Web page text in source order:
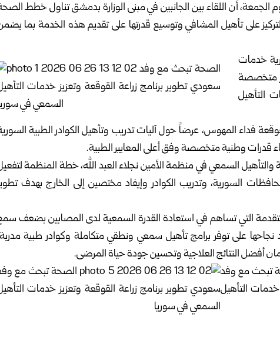
الجمعة، أن اللقاء بين ‏الجانبين في مبنى الوزارة بدمشق تناول خطط
على تأهيل المشافي وتوسيع قدرتها ‏على تقديم هذه الخدمة بما
خدمات
متخصصة
‏التأهيل
فداء المهوس، عرضاً حول ‏آليات تدريب وتأهيل الكوادر الطبية
قدرات وطنية متخصصة وفق أعلى المعايير ‏الطبية.‏
والتأهيل السمعي في منظمة ‏الأمين نجلاء العبد الله، خطة المنظمة
السورية، وتدريب الكوادر وإيفاد مختصين إلى الخارج ‏بهدف
التي تساهم في استعادة ‏القدرة السمعية لدى المصابين بضعف
على توفر برامج تأهيل سمعي ونطقي متكاملة ‏وكوادر طبية
‏أفضل النتائج العلاجية وتحسين جودة حياة المرضى.‏